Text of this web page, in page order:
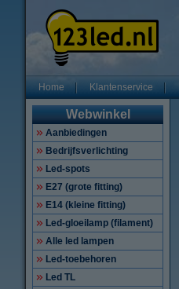
Home Klantenservice
Webwinkel
Aanbiedingen
Bedrijfsverlichting
Led-spots
E27 (grote fitting)
E14 (kleine fitting)
Led-gloeilamp (filament)
Alle led lampen
Led-toebehoren
Led TL